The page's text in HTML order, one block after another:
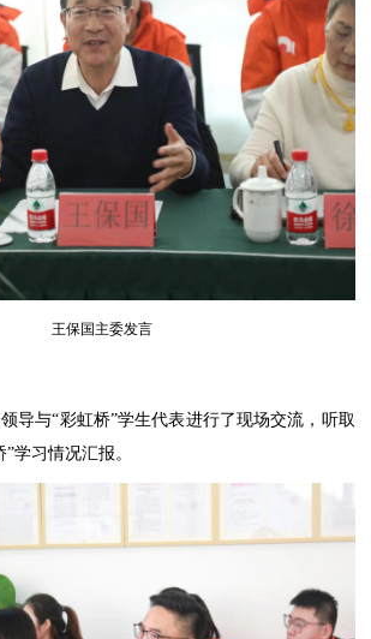
王保国主委发言
导与“彩虹桥”学生代表进行了现场交流，听取
学习情况汇报。